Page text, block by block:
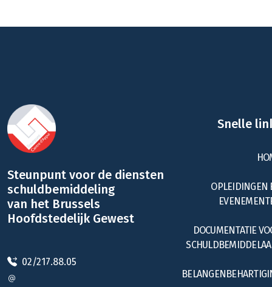
Steunpunt voor de diensten
schuldbemiddeling
van het Brussels
Hoofdstedelijk Gewest
02/217.88.05
Snelle
OPLEIDINGEN
DOCUMENTATIE